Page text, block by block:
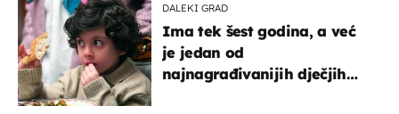
DALEKI GRAD
Ima tek šest godina, a već
je jedan od
najnagrađivanijih dječjih